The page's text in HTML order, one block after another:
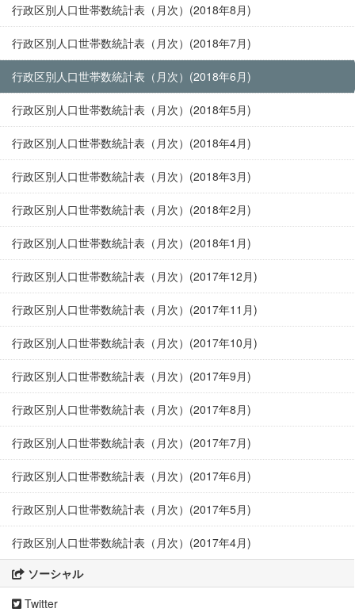
行政区別人口世帯数統計表（月次）(2018年8月)
行政区別人口世帯数統計表（月次）(2018年7月)
行政区別人口世帯数統計表（月次）(2018年6月)
行政区別人口世帯数統計表（月次）(2018年5月)
行政区別人口世帯数統計表（月次）(2018年4月)
行政区別人口世帯数統計表（月次）(2018年3月)
行政区別人口世帯数統計表（月次）(2018年2月)
行政区別人口世帯数統計表（月次）(2018年1月)
行政区別人口世帯数統計表（月次）(2017年12月)
行政区別人口世帯数統計表（月次）(2017年11月)
行政区別人口世帯数統計表（月次）(2017年10月)
行政区別人口世帯数統計表（月次）(2017年9月)
行政区別人口世帯数統計表（月次）(2017年8月)
行政区別人口世帯数統計表（月次）(2017年7月)
行政区別人口世帯数統計表（月次）(2017年6月)
行政区別人口世帯数統計表（月次）(2017年5月)
行政区別人口世帯数統計表（月次）(2017年4月)
ソーシャル
Twitter